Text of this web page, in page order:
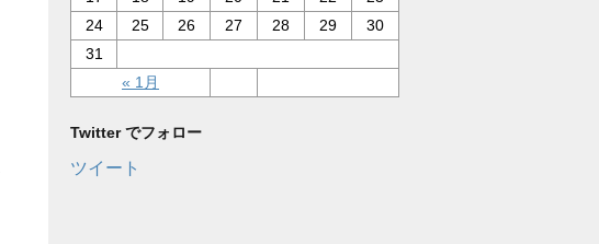
« 1月
24
25 26 27 28 29
30
31
Twitter でフォロー
ツイート